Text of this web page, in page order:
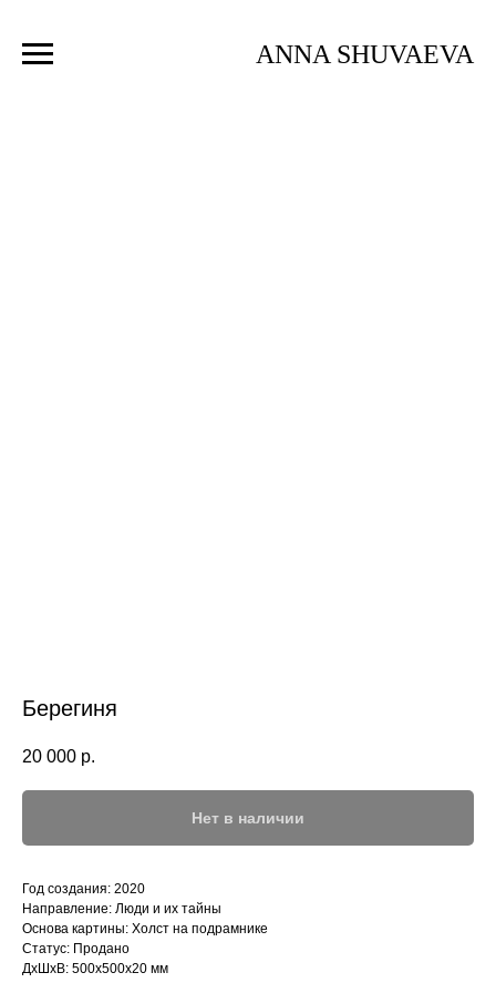
ANNA SHUVAEVA
Берегиня
20 000 р.
Нет в наличии
Год создания: 2020
Направление: Люди и их тайны
Основа картины: Холст на подрамнике
Статус: Продано
ДxШxВ: 500x500x20 мм